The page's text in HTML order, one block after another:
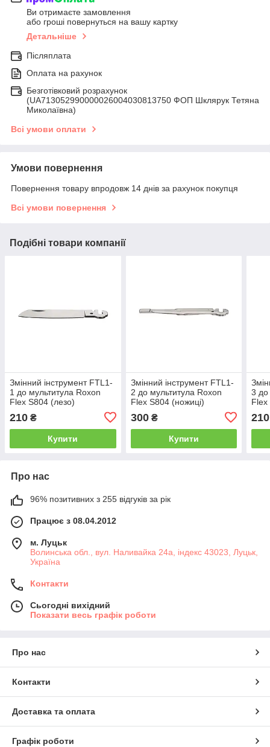
Ви отримаєте замовлення
або гроші повернуться на вашу картку
Детальніше
Післяплата
Оплата на рахунок
Безготівковий розрахунок
(UA713052990000026004030813750 ФОП Шклярук Тетяна
Миколаївна)
Всі умови оплати
Умови повернення
Повернення товару впродовж 14 днів за рахунок покупця
Всі умови повернення
Подібні товари компанії
Змінний інструмент FTL1-
1 до мультитула Roxon
Flex S804 (лезо)
210 ₴
Купити
Змінний інструмент FTL1-
2 до мультитула Roxon
Flex S804 (ножиці)
300₴
Купити
3 до
Flex
210
Про нас
96% позитивних з 255 відгуків за рік
Працює з 08.04.2012
м. Луцьк
Волинська обл., вул. Наливайка 24а, індекс 43023, Луцьк,
Україна
Контакти
Сьогодні вихідний
Показати весь графік роботи
Про нас
Контакти
Доставка та оплата
Графік роботи